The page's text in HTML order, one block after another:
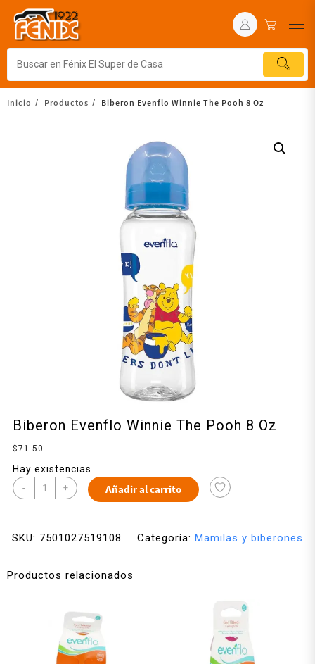
Inicio Productos Biberon Evenflo Winnie The Pooh 8 Oz
Biberon Evenflo Winnie The Pooh 8 Oz
$71.50
Hay existencias
- + Añadir al carrito
SKU: 7501027519108 Categoría: Mamilas y biberones
Productos relacionados